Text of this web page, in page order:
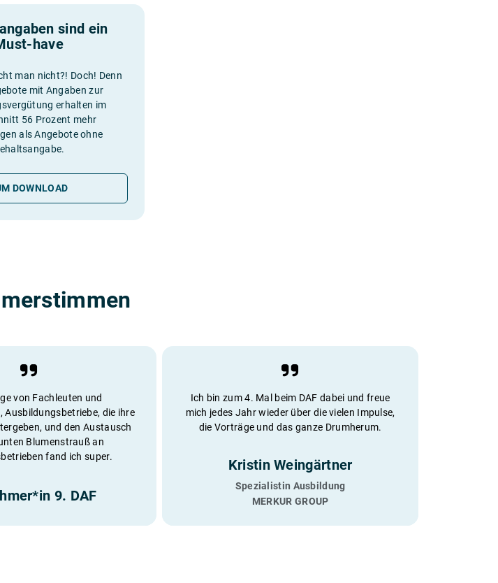
sind ein
have
man nicht?! Doch! Denn
mit Angaben zur
erhalten im
56 Prozent mehr
als Angebote ohne
DOWNLOAD
von Fachleuten und
Ausbildungsbetriebe, die ihre
und den Austausch
Blumenstrauß an
fand ich super.
9. DAF
Ich bin zum 4. Mal beim DAF dabei und freue
mich jedes Jahr wieder über die vielen Impulse,
die Vorträge und das ganze Drumherum.
Kristin Weingärtner
Spezialistin Ausbildung
MERKUR GROUP